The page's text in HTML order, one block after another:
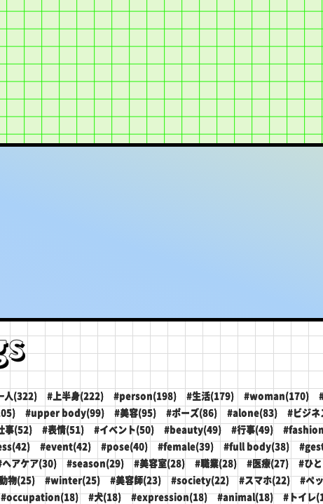
人(322) #上半身(222) #person(198) #生活(179) #woman(170)
#upper body(99) #美容(95) #ポーズ(86) #alone(83) #ビジネ
事(52) #表情(51) #イベント(50) #beauty(49) #行事(49)
#event(42) #pose(40) #female(39) #full body(38)
ヘアケア(30) #season(29) #美容室(28) #職業(28) #医療(27) #ひ
物(25) #winter(25) #美容師(23) #society(22) #スマホ(22) #ペ
#occupation(18) #犬(18) #expression(18) #animal(18) #トイレ